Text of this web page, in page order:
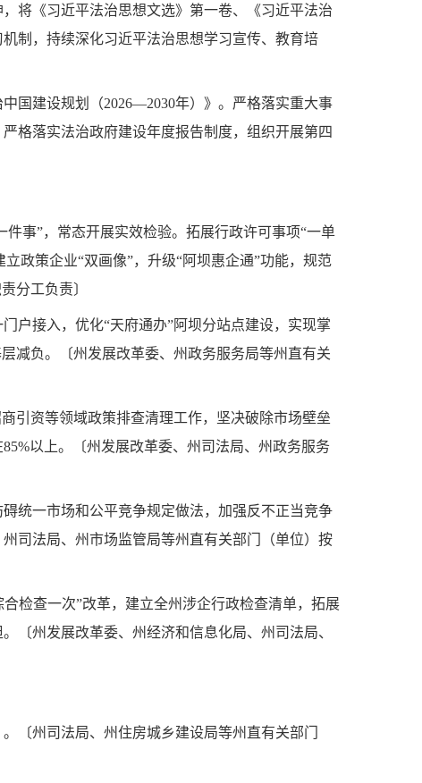
将《习近平法治思想文选》第一卷、《习近平法治
制，持续深化习近平法治思想学习宣传、教育培
国建设规划（2026—2030年）》。严格落实重大事
格落实法治政府建设年度报告制度，组织开展第四
事”，常态开展实效检验。拓展行政许可事项“一单
政策企业“双画像”，升级“阿坝惠企通”功能，规范
分工负责〕
户接入，优化“天府通办”阿坝分站点建设，实现掌
减负。〔州发展改革委、州政务服务局等州直有关
引资等领域政策排查清理工作，坚决破除市场壁垒
以上。〔州发展改革委、州司法局、州政务服务
统一市场和公平竞争规定做法，加强反不正当竞争
司法局、州市场监管局等州直有关部门（单位）按
检查一次”改革，建立全州涉企行政检查清单，拓展
〔州发展改革委、州经济和信息化局、州司法局、
〔州司法局、州住房城乡建设局等州直有关部门